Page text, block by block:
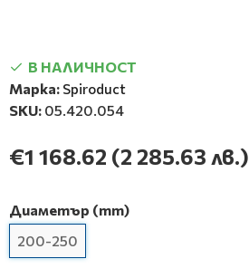
В НАЛИЧНОСТ
Марка: Spiroduct
SKU: 05.420.054
€1 168.62 (2 285.63 лв.)
Диаметър (mm)
200-250